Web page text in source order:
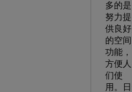
多的是
努力提
供良好
的空间
功能，
方便人
们使
用。日